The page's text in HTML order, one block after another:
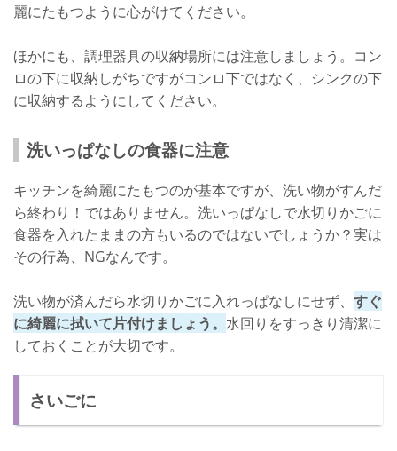
麗にたもつように心がけてください。
ほかにも、調理器具の収納場所には注意しましょう。コン
ロの下に収納しがちですがコンロ下ではなく、シンクの下
に収納するようにしてください。
洗いっぱなしの食器に注意
キッチンを綺麗にたもつのが基本ですが、洗い物がすんだ
ら終わり！ではありません。洗いっぱなしで水切りかごに
食器を入れたままの方もいるのではないでしょうか？実は
その行為、NGなんです。
洗い物が済んだら水切りかごに入れっぱなしにせず、 すぐ
に綺麗に拭いて片付けましょう。 水回りをすっきり清潔に
しておくことが大切です。
さいごに